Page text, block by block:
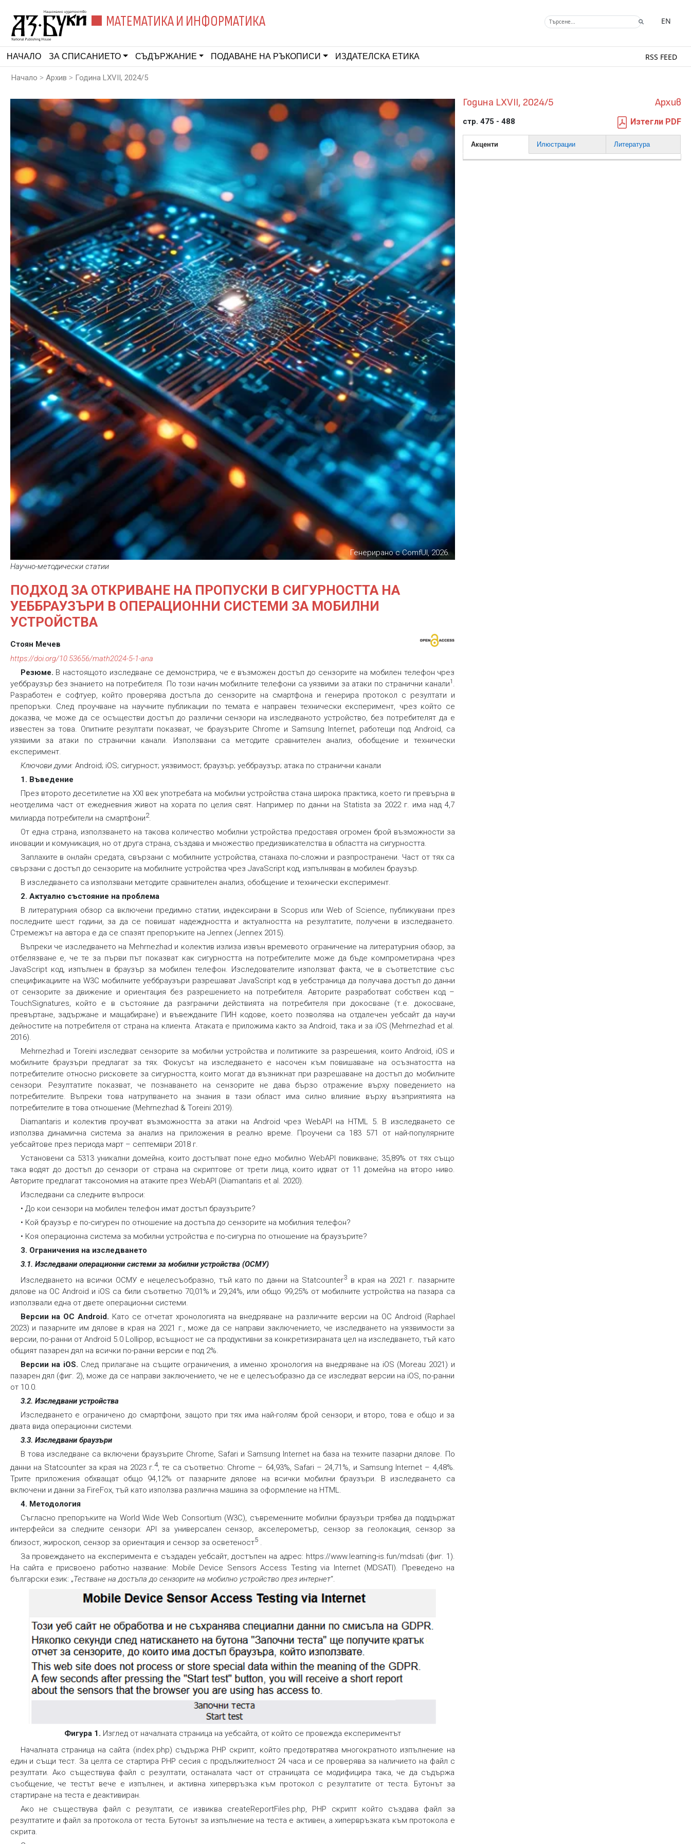
МАТЕМАТИКА И ИНФОРМАТИКА EN
НАЧАЛО ЗА СПИСАНИЕТО СЪДЪРЖАНИЕ ПОДАВАНЕ НА РЪКОПИСИ ИЗДАТЕЛСКА ЕТИКА RSS FEED
Начало > Архив > Година LXVII, 2024/5
Генерирано с ComfUI, 2026.
Научно-методически статии
ПОДХОД ЗА ОТКРИВАНЕ НА ПРОПУСКИ В СИГУРНОСТТА НА
УЕББРАУЗЪРИ В ОПЕРАЦИОННИ СИСТЕМИ ЗА МОБИЛНИ
УСТРОЙСТВА
Стоян Мечев
https://doi.org/10.53656/math2024-5-1-ana
Резюме. В настоящото изследване се демонстрира, че е възможен достъп до сензорите на мобилен телефон чрез
уеббраузър без знанието на потребителя. По този начин мобилните телефони са уязвими за атаки по странични канали1 .
Разработен е софтуер, който проверява достъпа до сензорите на смартфона и генерира протокол с резултати и
препоръки. След проучване на научните публикации по темата е направен технически експеримент, чрез който се
доказва, че може да се осъществи достъп до различни сензори на изследваното устройство, без потребителят да е
известен за това. Опитните резултати показват, че браузърите Chrome и Samsung Internet, работещи под Android, са
уязвими за атаки по странични канали. Използвани са методите сравнителен анализ, обобщение и технически
експеримент.
Ключови думи: Android; iOS; сигурност; уязвимост; браузър; уеббраузър; атака по странични канали
1. Въведение
През второто десетилетие на XXI век употребата на мобилни устройства стана широка практика, което ги превърна в
неотделима част от ежедневния живот на хората по целия свят. Например по данни на Statista за 2022 г. има над 4,7
милиарда потребители на смартфони2.
От една страна, използването на такова количество мобилни устройства предоставя огромен брой възможности за
иновации и комуникация, но от друга страна, създава и множество предизвикателства в областта на сигурността.
Заплахите в онлайн средата, свързани с мобилните устройства, станаха по-сложни и разпространени. Част от тях са
свързани с достъп до сензорите на мобилните устройства чрез JavaScript код, изпълняван в мобилен браузър.
В изследването са използвани методите сравнителен анализ, обобщение и технически експеримент.
2. Актуално състояние на проблема
В литературния обзор са включени предимно статии, индексирани в Scopus или Web of Science, публикувани през
последните шест години, за да се повишат надеждността и актуалността на резултатите, получени в изследването.
Стремежът на автора е да се спазят препоръките на Jennex (Jennex 2015).
Въпреки че изследването на Mehrnezhad и колектив излиза извън времевoто ограничение на литературния обзор, за
отбелязване е, че те за първи път показват как сигурността на потребителите може да бъде компрометирана чрез
JavaScript код, изпълнен в браузър за мобилен телефон. Изследователите използват факта, че в съответствие със
спецификациите на W3C мобилните уеббраузъри разрешават JavaScript код в уебстраница да получава достъп до данни
от сензорите за движение и ориентация без разрешението на потребителя. Авторите разработват собствен код –
TouchSignatures, който е в състояние да разграничи действията на потребителя при докосване (т.е. докосване,
превъртане, задържане и мащабиране) и въвежданите ПИН кодове, което позволява на отдалечен уебсайт да научи
дейностите на потребителя от страна на клиента. Атаката е приложима както за Android, така и за iOS (Mehrnezhad et al.
2016).
Mehrnezhad и Toreini изследват сензорите за мобилни устройства и политиките за разрешения, които Android, iOS и
мобилните браузъри предлагат за тях. Фокусът на изследването е насочен към повишаване на осъзнатостта на
потребителите относно рисковете за сигурността, които могат да възникнат при разрешаване на достъп до мобилните
сензори. Резултатите показват, че познаването на сензорите не дава бързо отражение върху поведението на
потребителите. Въпреки това натрупването на знания в тази област има силно влияние върху възприятията на
потребителите в това отношение (Mehrnezhad & Toreini 2019).
Diamantaris и колектив проучват възможността за атаки на Android чрез WebAPI на HTML 5. В изследването се
използва динамична система за анализ на приложения в реално време. Проучени са 183 571 от най-популярните
уебсайтове през периода март – септември 2018 г.
Установени са 5313 уникални домейна, които достъпват поне едно мобилно WebAPI повикване; 35,89% от тях също
така водят до достъп до сензори от страна на скриптове от трети лица, които идват от 11 домейна на второ ниво.
Авторите предлагат таксономия на атаките през WebAPI (Diamantaris et al. 2020).
Изследвани са следните въпроси:
• До кои сензори на мобилен телефон имат достъп браузърите?
• Кой браузър е по-сигурен по отношение на достъпа до сензорите на мобилния телефон?
• Коя операционна система за мобилни устройства е по-сигурна по отношение на браузърите?
3. Ограничения на изследването
3.1. Изследвани операционни системи за мобилни устройства (ОСМУ)
Изследването на всички ОСМУ е нецелесъобразно, тъй като по данни на Statcounter3 в края на 2021 г. пазарните
дялове на ОС Android и iOS са били съответно 70,01% и 29,24%, или общо 99,25% от мобилните устройства на пазара са
използвали една от двете операционни системи.
Версии на ОС Android. Като се отчетат хронологията на внедряване на различните версии на ОС Android (Raphael
2023) и пазарните им дялове в края на 2021 г., може да се направи заключението, че изследването на уязвимости за
версии, по-ранни от Android 5.0 Lollipop, всъщност не са продуктивни за конкретизираната цел на изследването, тъй като
общият пазарен дял на всички по-ранни версии е под 2%.
Версии на iOS. След прилагане на същите ограничения, а именно хронология на внедряване на iOS (Moreau 2021) и
пазарен дял (фиг. 2), може да се направи заключението, че не е целесъобразно да се изследват версии на iOS, по-ранни
от 10.0.
3.2. Изследвани устройства
Изследването е ограничено до смартфони, защото при тях има най-голям брой сензори, и второ, това е общо и за
двата вида операционни системи.
3.3. Изследвани браузъри
В това изследване са включени браузърите Chrome, Safari и Samsung Internet на база на техните пазарни дялове. По
данни на Statcounter за края на 2023 г.4, те са съответно: Chrome – 64,93%, Safari – 24,71%, и Samsung Internet – 4,48%.
Трите приложения обхващат общо 94,12% от пазарните дялове на всички мобилни браузъри. В изследването са
включени и данни за FireFox, тъй като използва различна машина за оформление на HTML.
4. Методология
Съгласно препоръките на World Wide Web Consortium (W3C), съвременните мобилни браузъри трябва да поддържат
интерфейси за следните сензори: API за универсален сензор, акселерометър, сензор за геолокация, сензор за
близост, жироскоп, сензор за ориентация и сензор за осветеност5.
За провеждането на експеримента е създаден уебсайт, достъпен на адрес: https://www.learning-is.fun/mdsati (фиг. 1).
На сайта е присвоено работно название: Mobile Device Sensors Access Testing via Internet (MDSATI). Преведено на
български език: „Тестване на достъпа до сензорите на мобилно устройство през интернет“.
Фигура 1. Изглед от началната страница на уебсайта, от който се провежда експериментът
Началната страница на сайта (index.php) съдържа PHP скрипт, който предотвратява многократното изпълнение на
един и същи тест. За целта се стартира PHP сесия с продължителност 24 часа и се проверява за наличието на файл с
резултати. Ако съществува файл с резултати, останалата част от страницата се модифицира така, че да съдържа
съобщение, че тестът вече е изпълнен, и активна хипервръзка към протокол с резултатите от теста. Бутонът за
стартиране на теста е деактивиран.
Ако не съществува файл с резултати, се извиква createReportFiles.php, PHP скрипт който създава файл за
резултатите и файл за протокола от теста. Бутонът за изпълнение на теста е активен, а хипервръзката към протокола е
скрита.
Година LXVII, 2024/5 Архив
стр. 475 - 488 Изтегли PDF
Акценти Илюстрации Литература